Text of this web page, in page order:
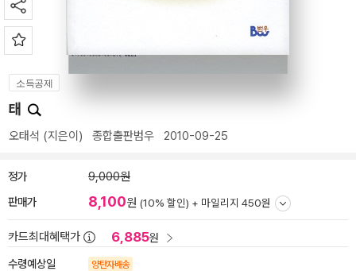
소득공제
태
오태석 (지은이) 종합출판범우 2010-09-25
정가 9,000원
판매가 8,100원 (10% 할인) + 마일리지 450원
카드최대혜택가 6,885원
수령예상일 양탄자배송